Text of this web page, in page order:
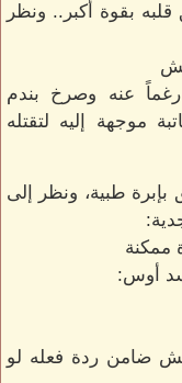
بقوة أكبر.. ونظر
رغماً عنه وصرخ بندم
موجهة إليه لتقتله
بإبرة طبية، ونظر إلى
ممكنة
أوس:
مش ضامن ردة فعله لو